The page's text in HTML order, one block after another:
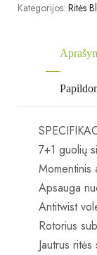
Kategorijos: Ritės
7+1 guolių
Momentinis
Apsauga
Antitwist
Rotorius
Jautrus